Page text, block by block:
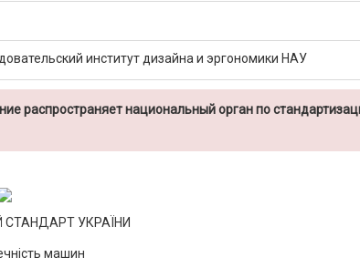
институт дизайна и эргономики НАУ
распространяет национальный орган по
УКРАЇНИ
машин